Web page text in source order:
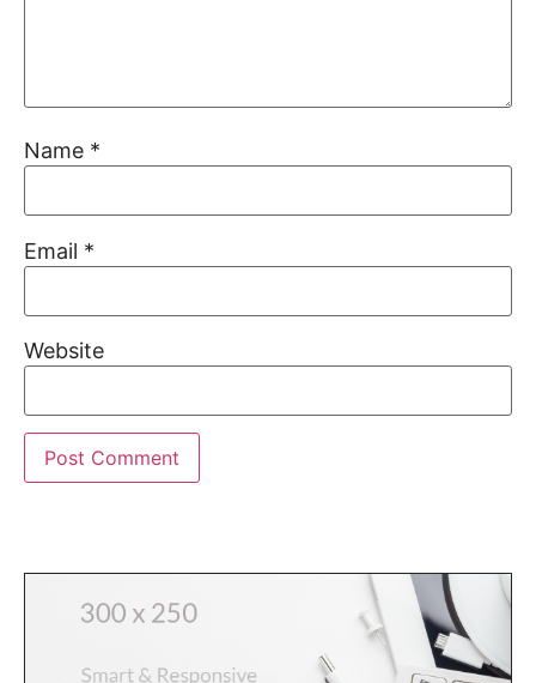
Name *
Email *
Website